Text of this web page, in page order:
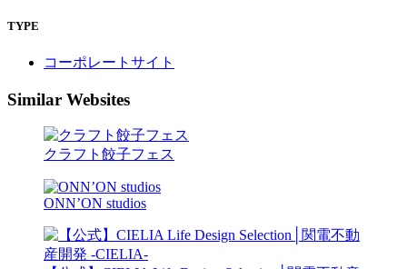
TYPE
コーポレートサイト
Similar Websites
クラフト餃子フェス
ONN’ON studios